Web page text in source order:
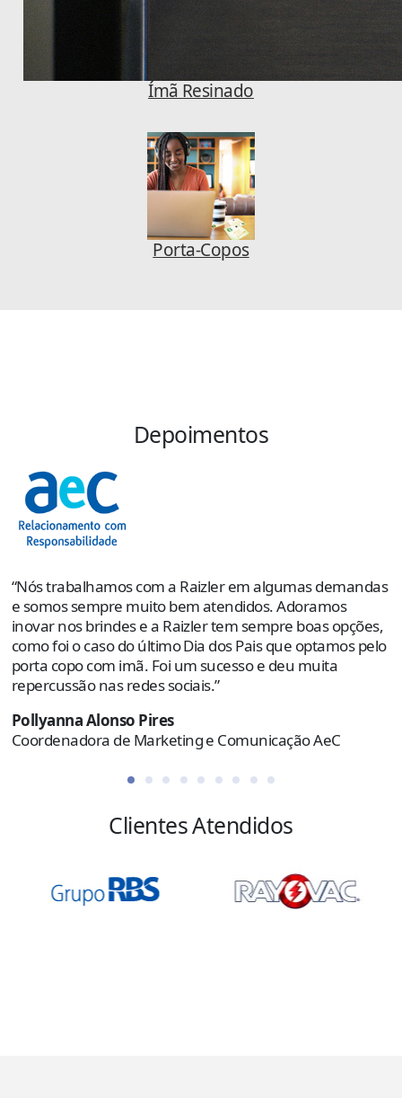
Ímã Resinado
Porta-Copos
Depoimentos
“Nós trabalhamos com a Raizler em algumas demandas
e somos sempre muito bem atendidos. Adoramos
inovar nos brindes e a Raizler tem sempre boas opções,
como foi o caso do último Dia dos Pais que optamos pelo
porta copo com imã. Foi um sucesso e deu muita
repercussão nas redes sociais.”
Pollyanna Alonso Pires
Coordenadora de Marketing e Comunicação AeC
Clientes Atendidos